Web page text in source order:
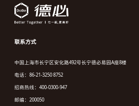
联系方式
中国上海市长宁区安化路492号长宁德必易园A座8楼
电话：86-21-3250 8752
招商热线：400-0300-947
邮编：200050